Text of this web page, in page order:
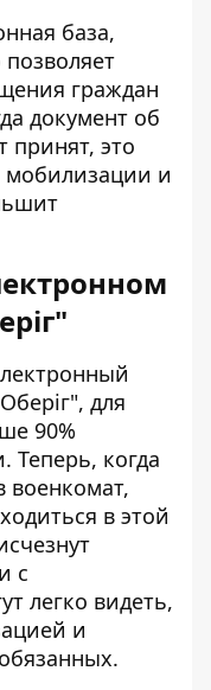
база,
граждан
документ об
принят, это
мобилизации и
для
90%
. Теперь, когда
военкомат,
в этой
с
легко видеть,
и